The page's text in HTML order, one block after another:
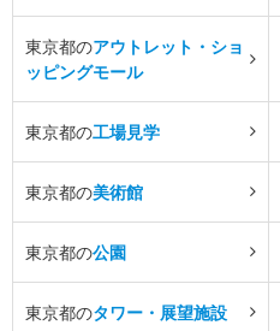
東京都のアウトレット・ショ
ッピングモール
東京都の工場見学
東京都の美術館
東京都の公園
東京都のタワー・展望施設